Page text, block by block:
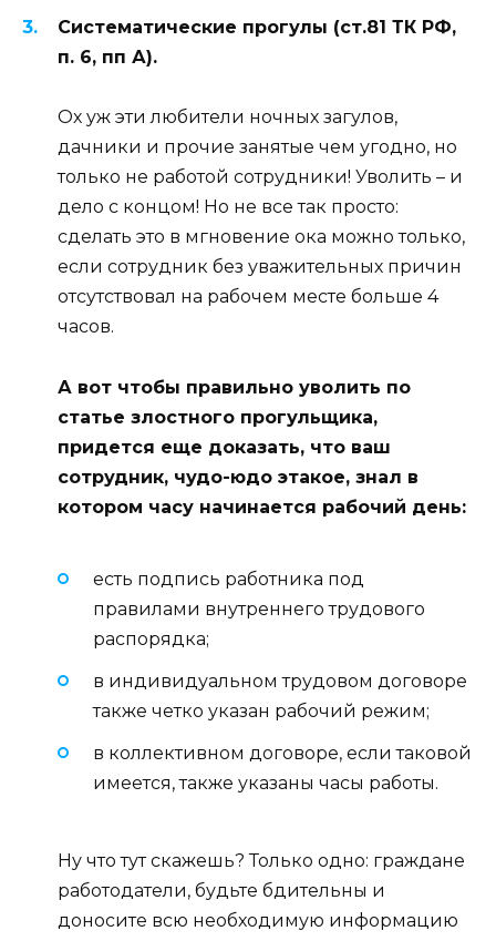
Систематические прогулы (ст.81 ТК РФ,
п. 6, пп А).
Ох уж эти любители ночных загулов,
дачники и прочие занятые чем угодно, но
только не работой сотрудники! Уволить – и
дело с концом! Но не все так просто:
сделать это в мгновение ока можно только,
если сотрудник без уважительных причин
отсутствовал на рабочем месте больше 4
часов.
А вот чтобы правильно уволить по
статье злостного прогульщика,
придется еще доказать, что ваш
сотрудник, чудо-юдо этакое, знал в
котором часу начинается рабочий день:
есть подпись работника под
правилами внутреннего трудового
распорядка;
в индивидуальном трудовом договоре
также четко указан рабочий режим;
в коллективном договоре, если таковой
имеется, также указаны часы работы.
Ну что тут скажешь? Только одно: граждане
работодатели, будьте бдительны и
доносите всю необходимую информацию